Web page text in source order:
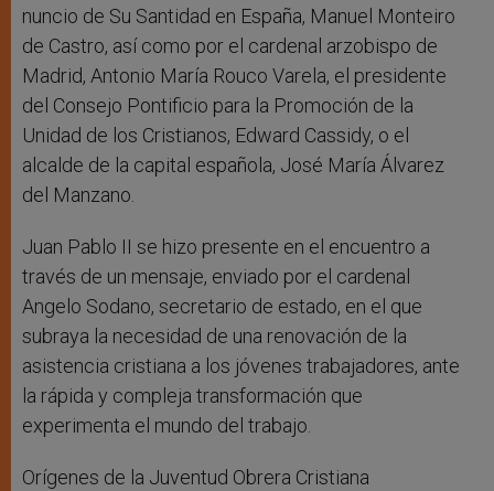
nuncio de Su Santidad en España, Manuel Monteiro
de Castro, así como por el cardenal arzobispo de
Madrid, Antonio María Rouco Varela, el presidente
del Consejo Pontificio para la Promoción de la
Unidad de los Cristianos, Edward Cassidy, o el
alcalde de la capital española, José María Álvarez
del Manzano.
Juan Pablo II se hizo presente en el encuentro a
través de un mensaje, enviado por el cardenal
Angelo Sodano, secretario de estado, en el que
subraya la necesidad de una renovación de la
asistencia cristiana a los jóvenes trabajadores, ante
la rápida y compleja transformación que
experimenta el mundo del trabajo.
Orígenes de la Juventud Obrera Cristiana